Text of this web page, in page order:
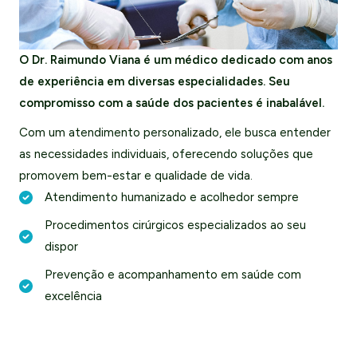
O Dr. Raimundo Viana é um médico dedicado com anos
de experiência em diversas especialidades. Seu
compromisso com a saúde dos pacientes é inabalável.
Com um atendimento personalizado, ele busca entender
as necessidades individuais, oferecendo soluções que
promovem bem-estar e qualidade de vida.
Atendimento humanizado e acolhedor sempre
Procedimentos cirúrgicos especializados ao seu
dispor
Prevenção e acompanhamento em saúde com
excelência